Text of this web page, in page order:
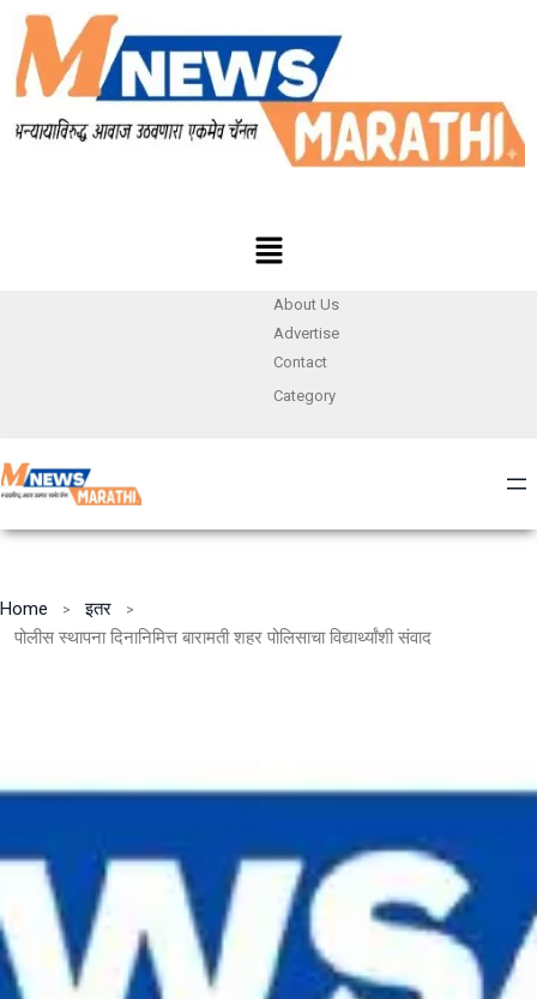
About Us
Advertise
Contact
Category
Home
इतर
पोलीस स्थापना दिनानिमित्त बारामती शहर पोलिसाचा विद्यार्थ्यांशी संवाद